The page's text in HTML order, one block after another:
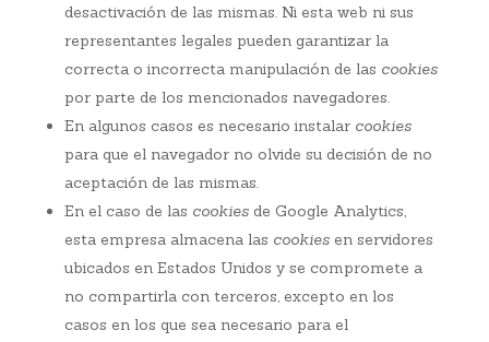
desactivación de las mismas. Ni esta web ni sus
representantes legales pueden garantizar la
correcta o incorrecta manipulación de las cookies
por parte de los mencionados navegadores.
En algunos casos es necesario instalar cookies
para que el navegador no olvide su decisión de no
aceptación de las mismas.
En el caso de las cookiesde Google Analytics,
esta empresa almacena las cookiesen servidores
ubicados en Estados Unidos y se compromete a
no compartirla con terceros, excepto en los
casos en los que sea necesario para el